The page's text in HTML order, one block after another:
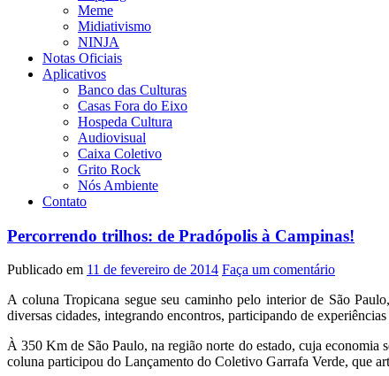
Meme
Midiativismo
NINJA
Notas Oficiais
Aplicativos
Banco das Culturas
Casas Fora do Eixo
Hospeda Cultura
Audiovisual
Caixa Coletivo
Grito Rock
Nós Ambiente
Contato
Percorrendo trilhos: de Pradópolis à Campinas!
Publicado em 11 de fevereiro de 2014 Faça um comentário
A coluna Tropicana segue seu caminho pelo interior de São
diversas cidades, integrando encontros, participando de
À 350 Km de São Paulo, na região norte do estado, cuja economia
coluna participou do Lançamento do Coletivo Garrafa Verde, que